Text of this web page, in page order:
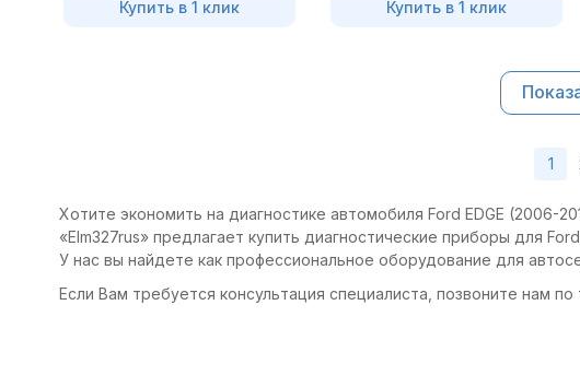
Купить в 1 клик Купить в 1 клик
1
Хотите экономить на диагностике автомобиля Ford EDGE (2006-
«Elm327rus» предлагает купить диагностические приборы для
У нас вы найдете как профессиональное оборудование для
Если Вам требуется консультация специалиста, позвоните нам